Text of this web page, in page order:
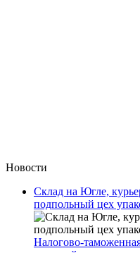
Новости
Склад на Югле,
подпольный цех
Налогово-